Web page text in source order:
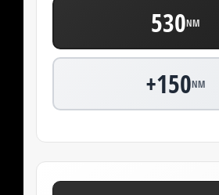
530NM
+150NM